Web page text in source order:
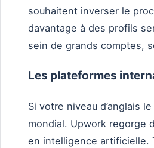
souhaitent inverser le
davantage à des profils
sein de grands comptes,
Les plateformes
Si votre niveau d’anglais
mondial. Upwork regorge
en intelligence artificielle.